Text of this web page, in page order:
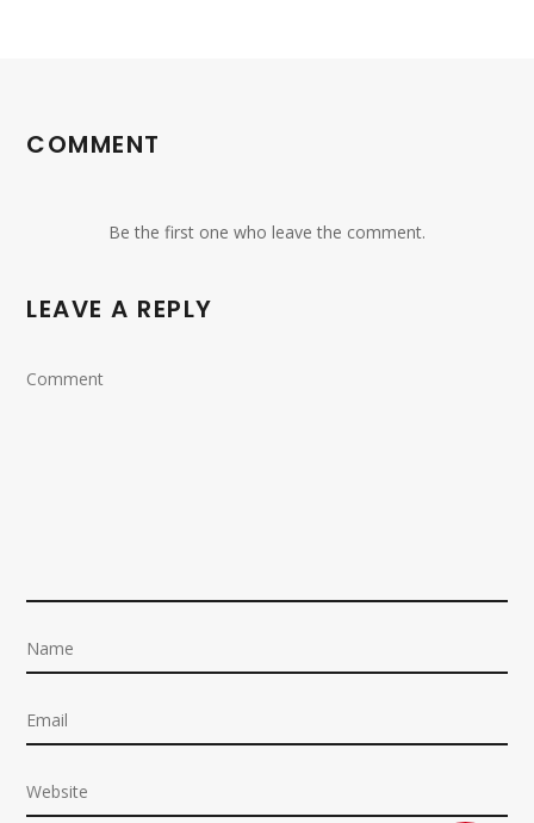
COMMENT
Be the first one who leave the comment.
LEAVE A REPLY